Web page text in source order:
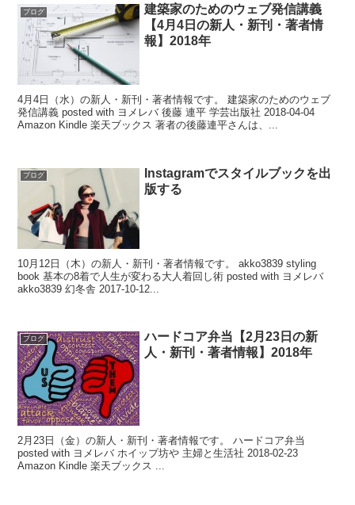
ブログ
建築家のためのウェブ発信講義
【4月4日の新人・新刊・著者情
報】2018年
4月4日（水）の新人・新刊・著者情報です。 建築家のためのウェブ
発信講義 posted with ヨメレバ 後藤 連平 学芸出版社 2018-04-04
Amazon Kindle 楽天ブックス 著者の後藤連平さんは、...
ブログ
Instagramでスタイルブックを出
版する
10月12日（木）の新人・新刊・著者情報です。 akko3839 styling
book 基本の8着で人生が変わる大人着回し術 posted with ヨメレバ
akko3839 幻冬舎 2017-10-12...
ブログ
ハードコア弁当【2月23日の新
人・新刊・著者情報】2018年
2月23日（金）の新人・新刊・著者情報です。 ハードコア弁当
posted with ヨメレバ ホイップ坊や 主婦と生活社 2018-02-23
Amazon Kindle 楽天ブックス ...